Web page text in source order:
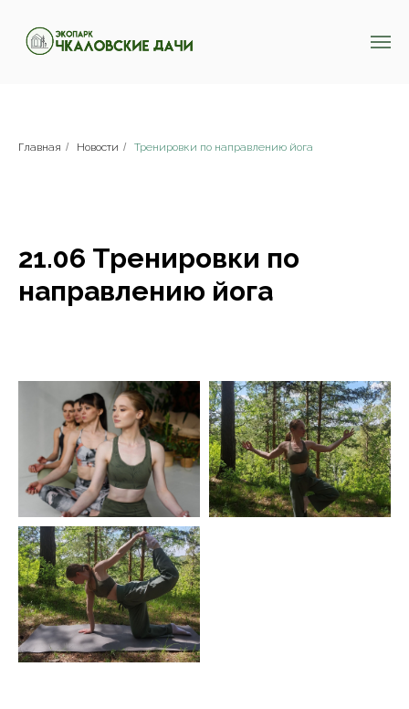
Главная / Новости / Тренировки по направлению йога
21.06 Тренировки по
направлению йога